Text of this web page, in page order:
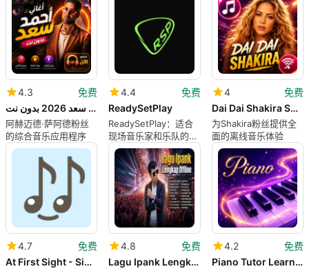
4.3
免费
اغاني أحمد سعد 2026 بدون نت
阿赫迈德·萨阿德粉丝
的综合音乐应用程序
4.4
免费
ReadySetPlay
ReadySetPlay：适合
现场音乐家和乐队的舞
台准备工作站
4
免费
Dai Dai Shakira Songs Offline
为Shakira粉丝提供全
面的离线音乐体验
4.7
免费
At First Sight - Sight Reading
4.8
免费
Lagu Ipank Lengkap Offline
4.2
免费
Piano Tutor Learn Keyboard